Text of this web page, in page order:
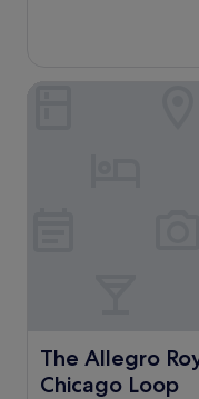
The Allegro
Chicago Loop
The Allegro Royal